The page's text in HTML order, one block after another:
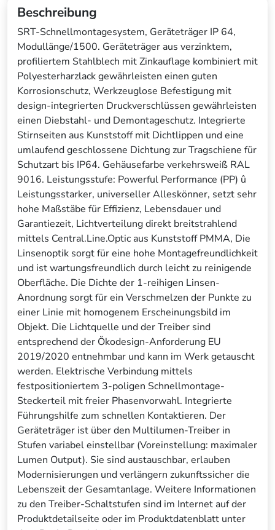
Beschreibung
SRT-Schnellmontagesystem, Geräteträger IP 64,
Modullänge/1500. Geräteträger aus verzinktem,
profiliertem Stahlblech mit Zinkauflage kombiniert mit
Polyesterharzlack gewährleisten einen guten
Korrosionschutz, Werkzeuglose Befestigung mit
design-integrierten Druckverschlüssen gewährleisten
einen Diebstahl- und Demontageschutz. Integrierte
Stirnseiten aus Kunststoff mit Dichtlippen und eine
umlaufend geschlossene Dichtung zur Tragschiene für
Schutzart bis IP64. Gehäusefarbe verkehrsweiß RAL
9016. Leistungsstufe: Powerful Performance (PP) û
Leistungsstarker, universeller Alleskönner, setzt sehr
hohe Maßstäbe für Effizienz, Lebensdauer und
Garantiezeit, Lichtverteilung direkt breitstrahlend
mittels Central.Line.Optic aus Kunststoff PMMA, Die
Linsenoptik sorgt für eine hohe Montagefreundlichkeit
und ist wartungsfreundlich durch leicht zu reinigende
Oberfläche. Die Dichte der 1-reihigen Linsen-
Anordnung sorgt für ein Verschmelzen der Punkte zu
einer Linie mit homogenem Erscheinungsbild im
Objekt. Die Lichtquelle und der Treiber sind
entsprechend der Ökodesign-Anforderung EU
2019/2020 entnehmbar und kann im Werk getauscht
werden. Elektrische Verbindung mittels
festpositioniertem 3-poligen Schnellmontage-
Steckerteil mit freier Phasenvorwahl. Integrierte
Führungshilfe zum schnellen Kontaktieren. Der
Geräteträger ist über den Multilumen-Treiber in
Stufen variabel einstellbar (Voreinstellung: maximaler
Lumen Output). Sie sind austauschbar, erlauben
Modernisierungen und verlängern zukunftssicher die
Lebenszeit der Gesamtanlage. Weitere Informationen
zu den Treiber-Schaltstufen sind im Internet auf der
Produktdetailseite oder im Produktdatenblatt unter